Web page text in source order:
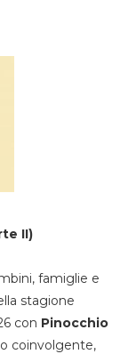
II)
famiglie e
stagione
con Pinocchio
coinvolgente,